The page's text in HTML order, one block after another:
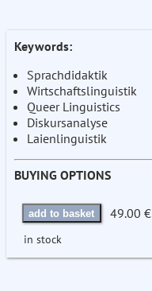
Keywords:
Sprachdidaktik
Wirtschaftslinguistik
Queer Linguistics
Diskursanalyse
Laienlinguistik
BUYING OPTIONS
add to basket 49.00 €
in stock